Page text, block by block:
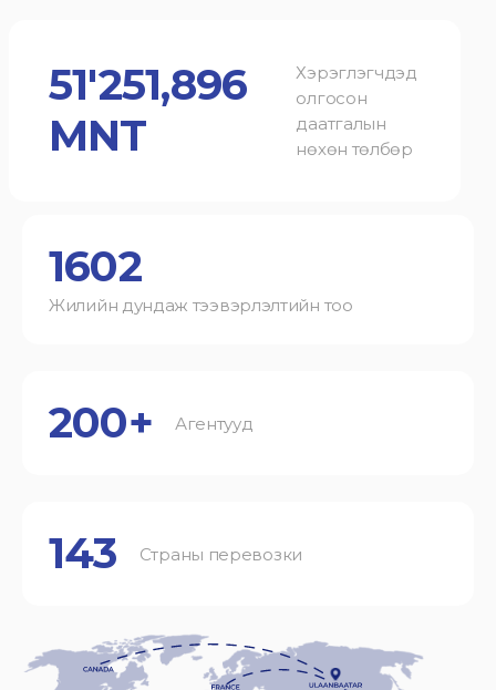
51'251,896
MNT
Хэрэглэгчдэд
олгосон
даатгалын
нөхөн төлбөр
1602
Жилийн дундаж тээвэрлэлтийн тоо
200+ Агентууд
143 Страны перевозки